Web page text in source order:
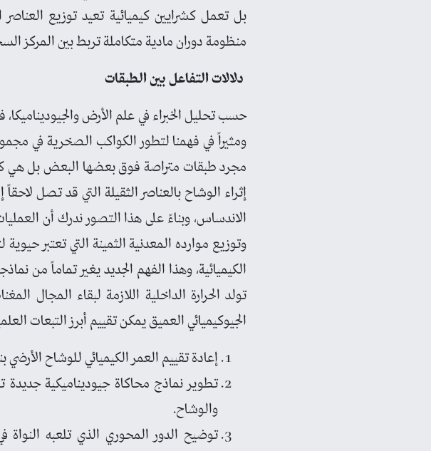
بل تعمل كشرايين كيميائية تعيد توزيع
منظومة دوران مادية متكاملة تربط بين المركز
دلالات التفاعل بين الطبقات
حسب تحليل الخبراء في علم الأرض
ومثيراً في فهمنا لتطور الكواكب الصخرية في
مجرد طبقات متراصة فوق بعضها البعض بل هي
إثراء الوشاح بالعناصر الثقيلة التي قد تصل لاحقاً
الاندساس، وبناءً على هذا التصور ندرك أن
وتوزيع موارده المعدنية الثمينة التي تعتبر
الكيميائية، وهذا الفهم الجديد يغير تماماً من
تولد الحرارة الداخلية اللازمة لبقاء المجال
الجيوكيميائي العميق يمكن تقييم أبرز التبعات
إعادة تقييم العمر الكيميائي للوشاح
تطوير نماذج محاكاة جيوديناميكية جديدة
والوشاح.
توضيح الدور المحوري الذي تلعبه النواة